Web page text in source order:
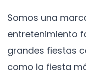
Somos una
entretenimiento
grandes fiestas
como la fiesta